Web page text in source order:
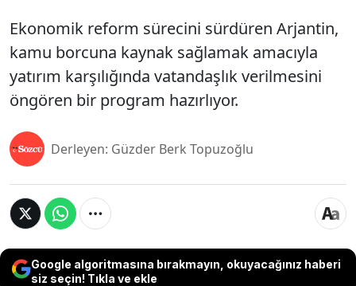
Ekonomik reform sürecini sürdüren Arjantin,
kamu borcuna kaynak sağlamak amacıyla
yatırım karşılığında vatandaşlık verilmesini
öngören bir program hazırlıyor.
Derleyen: Güzder Berk Topuzoğlu
Google algoritmasına bırakmayın, okuyacağınız haberi
siz seçin! Tıkla ve ekle